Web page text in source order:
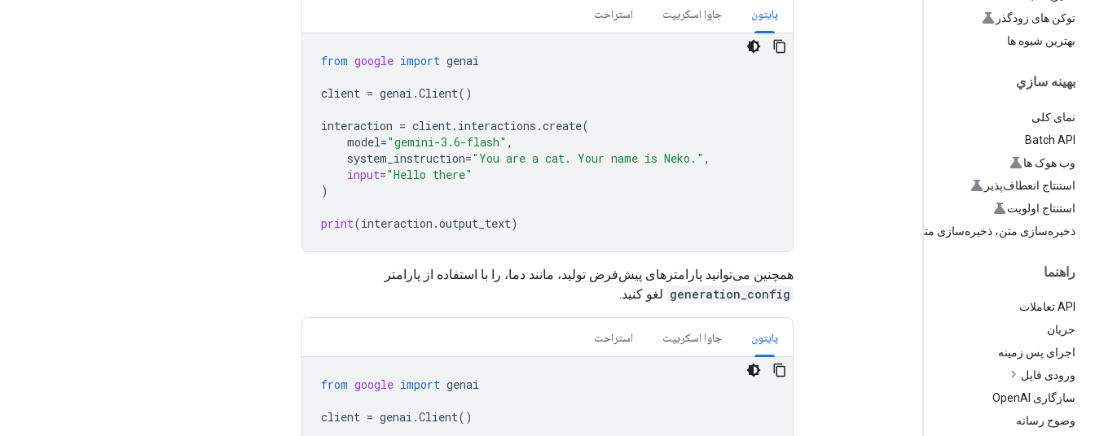
توکن های زودگذر
بهترین شیوه ها
بهينه سازي
نمای کلی
Batch API
وب هوک ها
استنتاج انعطاف‌پذیر
استنتاج اولویت
ذخیره‌سازی متن، ذخیره‌سازی متن
راهنما
API تعاملات
جریان
اجرای پس زمینه
ورودی فایل
سازگاری Open AI
وضوح رسانه
پایتون جاوا اسکریپت استراحت
from google import genai
client = genai .Client()
interaction = client. interactions .create(
model="gemini-3.6-flash" ,
system_instruction="You are a cat. Your name is Neko." ,
input="Hello there"
)
print(interaction .output_text)
همچنین می‌توانید پارامترهای پیش‌فرض تولید، مانند دما، را با استفاده از پارامتر
generation_config لغو کنید.
پایتون جاوا اسکریپت استراحت
from google import genai
client = genai .Client()